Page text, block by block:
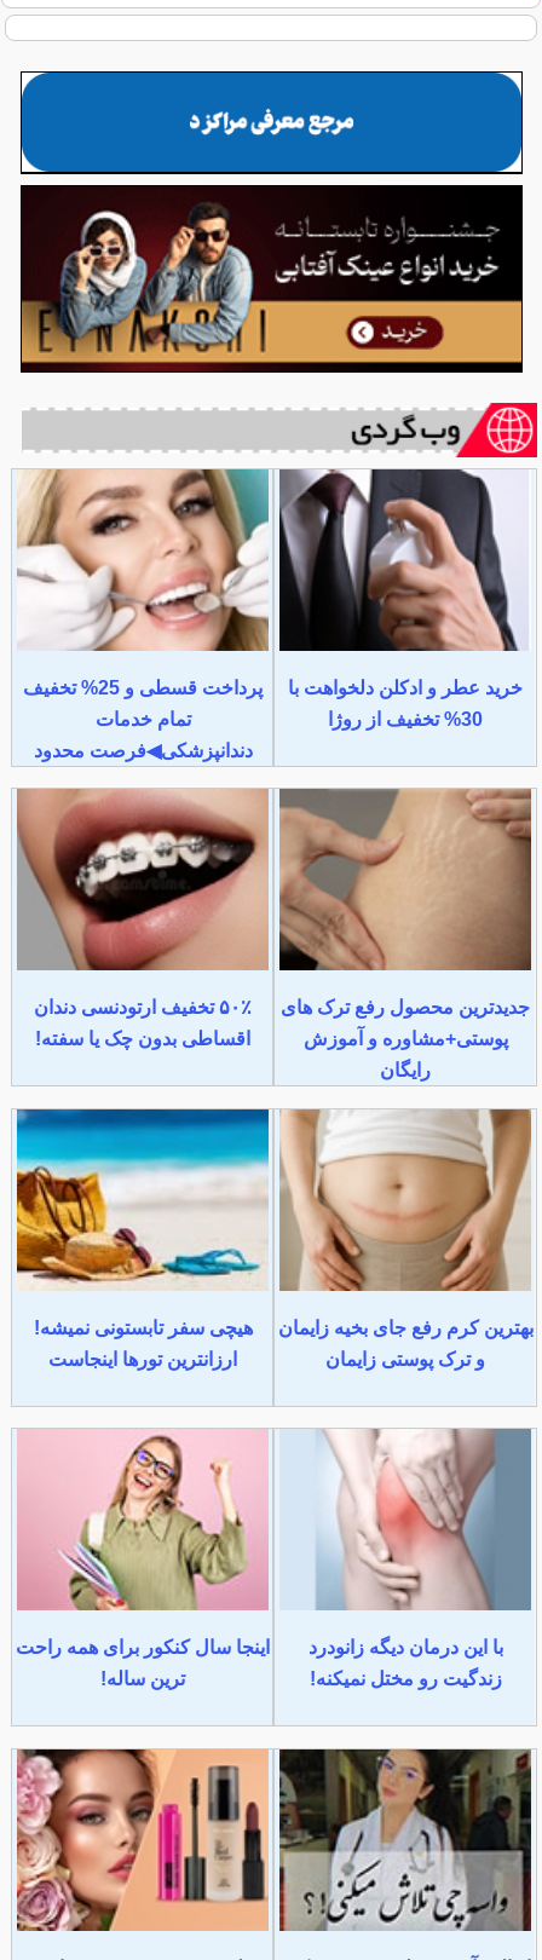
خرید عطر و ادکلن دلخواهت با
30% تخفیف از روژا
پرداخت قسطی و 25% تخفیف
تمام خدمات
دندانپزشکی◀فرصت محدود
جدیدترین محصول رفع ترک های
پوستی+مشاوره و آموزش
رایگان
۵۰٪ تخفیف ارتودنسی دندان
اقساطی بدون چک یا سفته!
بهترین کرم رفع جای بخیه زایمان
و ترک پوستی زایمان
هیچی سفر تابستونی نمیشه!
ارزانترین تورها اینجاست
با این درمان دیگه زانودرد
زندگیت رو مختل نمیکنه!
اینجا سال کنکور برای همه راحت
ترین ساله!